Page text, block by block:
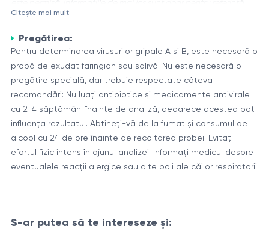
gripei sezoniere la oameni. Acestea aparțin familiei
Orthomyxoviridae și sunt virusuri învelite care conțin ARN.
Aceste virusuri pot provoca boli respiratorii care pot varia de
la forme ușoare la cazuri severe, potențial letale.
Structura și ciclul de viață al virusurilor gripale
Virusurile gripale A și B au o structură similară. Genomul lor
este format din opt segmente separate de ARN, înconjurate
de o înveliș care conține două proteine principale:
hemaglutinina (HA) și neuraminidaza (NA). Aceste proteine
joacă un rol cheie în procesul de infectare a celulelor și
răspândirea virusului.
După pătrunderea în celula gazdă, virusurile gripale folosesc
mecanismele acesteia pentru a-și replica genomul și a
sintetiza noi particule virale. Aceste noi particule sunt apoi
în diagnosticarea și controlul răspândirii gripei. Identificarea în
Citește mai mult
Pregătirea:
Pentru determinarea virusurilor gripale A și B, este necesară o
probă de exudat faringian sau salivă. Nu este necesară o
pregătire specială, dar trebuie respectate câteva
recomandări: Nu luați antibiotice și medicamente antivirale
cu 2-4 săptămâni înainte de analiză, deoarece acestea pot
influența rezultatul. Abțineți-vă de la fumat și consumul de
alcool cu 24 de ore înainte de recoltarea probei. Evitați
efortul fizic intens în ajunul analizei. Informați medicul despre
eventualele reacții alergice sau alte boli ale căilor respiratorii.
S-ar putea să te intereseze și: